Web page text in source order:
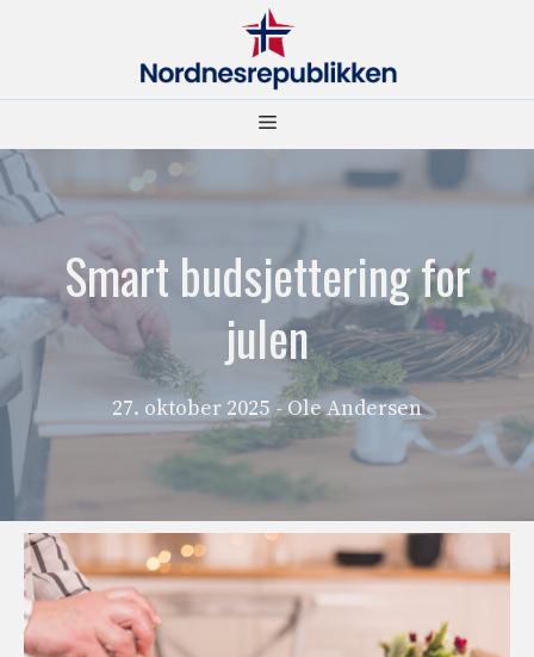
Meny
Smart budsjettering for
julen
27. oktober 2025 - Ole Andersen